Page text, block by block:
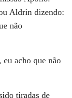
Aldrin dizendo:
não
acho que não
tiradas de